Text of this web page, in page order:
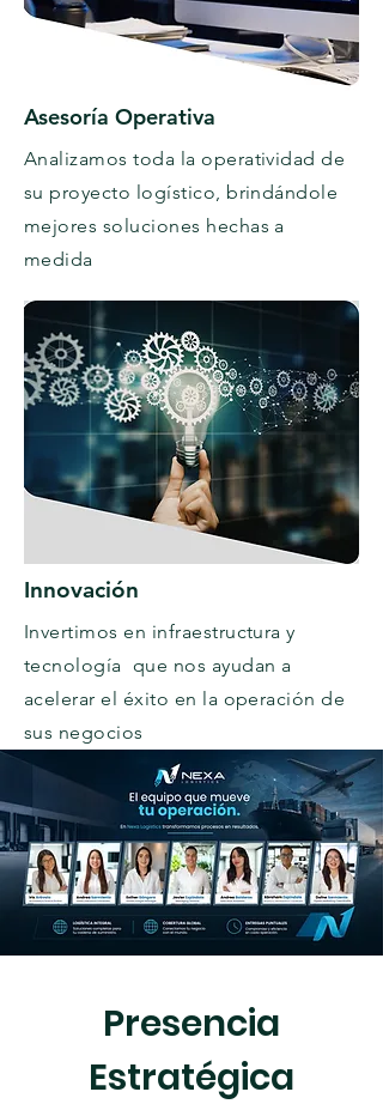
Asesoría Operativa
Analizamos toda la operatividad de
su proyecto logístico, brindándole
mejores soluciones hechas a
medida
Innovación
Invertimos en infraestructura y
tecnología que nos ayudan a
acelerar el éxito en la operación de
sus negocios
Presencia
Estratégica